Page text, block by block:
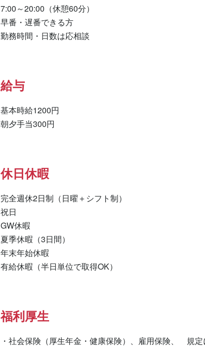
7:00～20:00（休憩60分）
早番・遅番できる方
勤務時間・日数は応相談
給与
基本時給1200円
休日休暇
完全週休2日制（日曜＋シフト制）
祝日
GW休暇
夏季休暇（3日間）
年末年始休暇
福利厚生
・社会保険（厚生年金・健康保険）、雇用保険、　規